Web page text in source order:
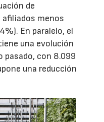
de
menos
En paralelo, el
una evolución
pasado, con 8.099
una reducción